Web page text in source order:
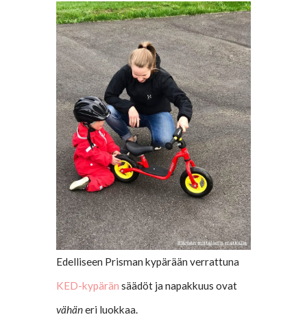
Edelliseen Prisman kypärään verrattuna
KED-kypärän säädöt ja napakkuus ovat
vähäneri luokkaa.